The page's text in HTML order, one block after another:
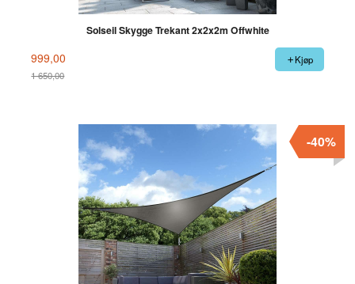
Solseil Skygge Trekant 2x2x2m Offwhite
999,00
1 650,00
Kjøp
-40%